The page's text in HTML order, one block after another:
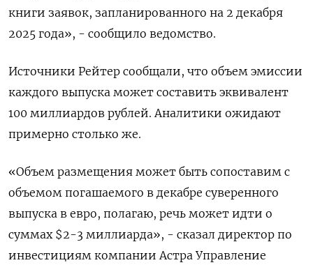
книги заявок, запланированного на 2 декабря
2025 года», - сообщило ведомство.
Источники Рейтер сообщали, что объем эмиссии
каждого выпуска может составить эквивалент
100 миллиардов рублей. Аналитики ожидают
примерно столько же.
«Объем размещения может быть сопоставим с
объемом погашаемого в декабре суверенного
выпуска в евро, полагаю, речь может идти о
суммах $2-3 миллиарда», - сказал директор по
инвестициям компании Астра Управление